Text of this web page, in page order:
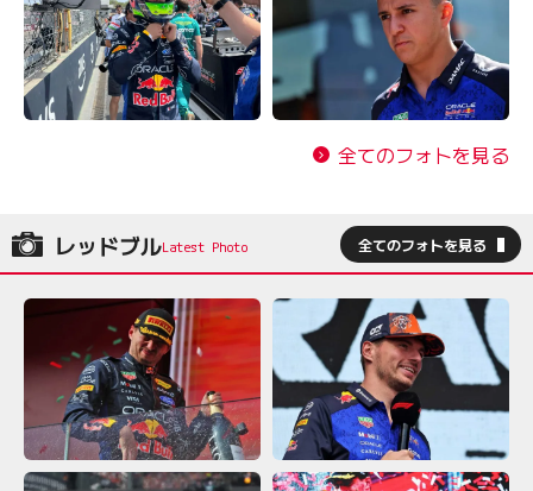
全てのフォトを見る
レッドブル 全てのフォトを見る